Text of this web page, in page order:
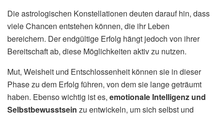
Die astrologischen Konstellationen deuten darauf hin, dass
viele Chancen entstehen können, die ihr Leben
bereichern. Der endgültige Erfolg hängt jedoch von ihrer
Bereitschaft ab, diese Möglichkeiten aktiv zu nutzen.
Mut, Weisheit und Entschlossenheit können sie in dieser
Phase zu dem Erfolg führen, von dem sie lange geträumt
haben. Ebenso wichtig ist es, emotionale Intelligenz und
Selbstbewusstsein zu entwickeln, um sich selbst und